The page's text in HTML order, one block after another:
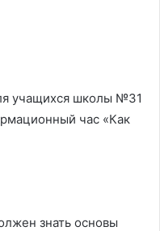
учащихся школы №31
час «Как
знать основы